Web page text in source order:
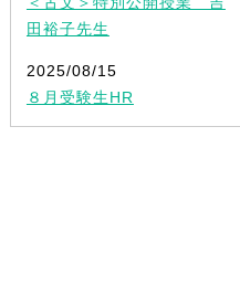
田裕子先生
2025/08/15
８月受験生HR